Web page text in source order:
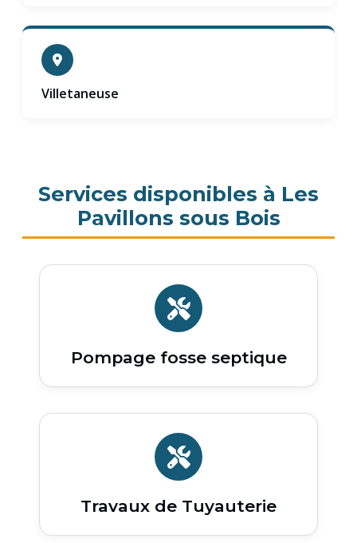
Villetaneuse
Services disponibles à Les
Pavillons sous Bois
Pompage fosse septique
Travaux de Tuyauterie